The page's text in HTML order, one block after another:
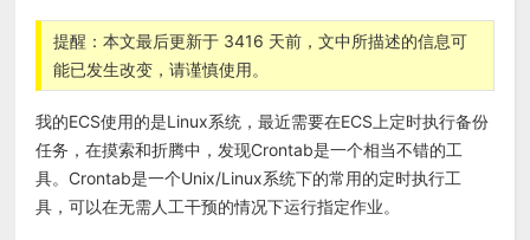
提醒：本文最后更新于 3416 天前，文中所描述的信息可
能已发生改变，请谨慎使用。
我的ECS使用的是Linux系统，最近需要在ECS上定时执行备份
任务，在摸索和折腾中，发现Crontab是一个相当不错的工
具。Crontab是一个Unix/Linux系统下的常用的定时执行工
具，可以在无需人工干预的情况下运行指定作业。